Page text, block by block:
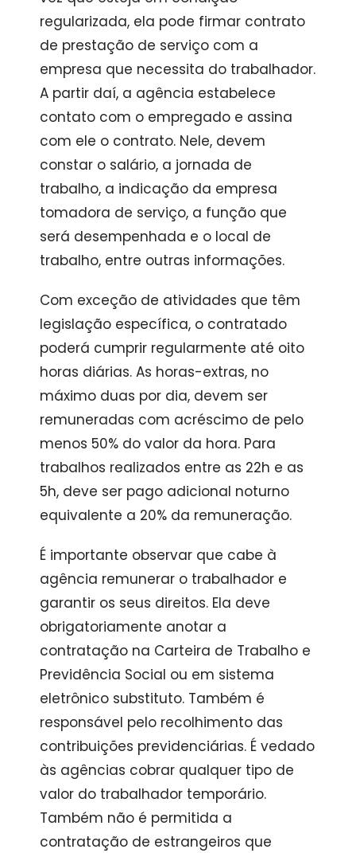
regularizada, ela pode firmar contrato
de prestação de serviço com a
empresa que necessita do trabalhador.
A partir daí, a agência estabelece
contato com o empregado e assina
com ele o contrato. Nele, devem
constar o salário, a jornada de
trabalho, a indicação da empresa
tomadora de serviço, a função que
será desempenhada e o local de
trabalho, entre outras informações.
Com exceção de atividades que têm
legislação específica, o contratado
poderá cumprir regularmente até oito
horas diárias. As horas-extras, no
máximo duas por dia, devem ser
remuneradas com acréscimo de pelo
menos 50% do valor da hora. Para
trabalhos realizados entre as 22h e as
5h, deve ser pago adicional noturno
equivalente a 20% da remuneração.
É importante observar que cabe à
agência remunerar o trabalhador e
garantir os seus direitos. Ela deve
obrigatoriamente anotar a
contratação na Carteira de Trabalho e
Previdência Social ou em sistema
eletrônico substituto. Também é
responsável pelo recolhimento das
contribuições previdenciárias. É vedado
às agências cobrar qualquer tipo de
valor do trabalhador temporário.
Também não é permitida a
contratação de estrangeiros que